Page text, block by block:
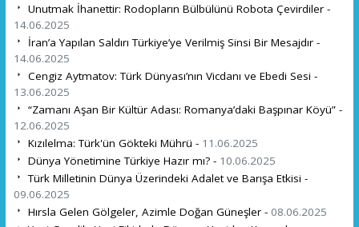
Unutmak İhanettir: Rodopların Bülbülünü Robota Çevirdiler -
14.06.2025
İran’a Yapılan Saldırı Türkiye’ye Verilmiş Sinsi Bir Mesajdır -
14.06.2025
Cengiz Aytmatov: Türk Dünyası’nın Vicdanı ve Ebedi Sesi -
13.06.2025
“Zamanı Aşan Bir Kültür Adası: Romanya’daki Başpınar Köyü” -
12.06.2025
Kızılelma: Türk'ün Gökteki Mührü - 11.06.2025
Dünya Yönetimine Türkiye Hazır mı? - 10.06.2025
Türk Milletinin Dünya Üzerindeki Adalet ve Barışa Etkisi -
09.06.2025
Hırsla Gelen Gölgeler, Azimle Doğan Güneşler - 08.06.2025